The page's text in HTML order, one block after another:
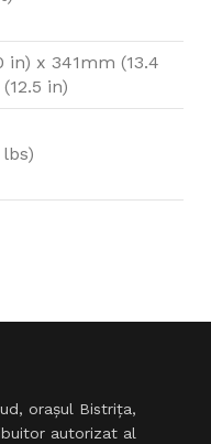
in) x 341mm (13.4
in)
lbs)
oraşul Bistriţa,
autorizat al